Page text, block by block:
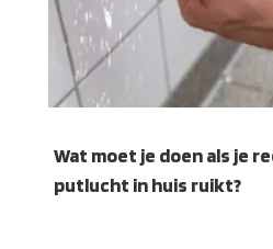
Wat moet je doen als je
putlucht in huis ruikt?